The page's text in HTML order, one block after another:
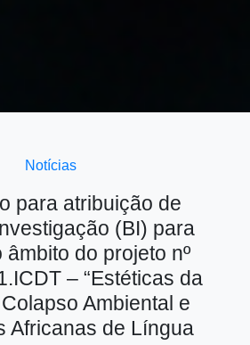
Notícias
para atribuição de
(BI) para
âmbito do projeto nº
– “Estéticas da
Ambiental e
Africanas de Língua